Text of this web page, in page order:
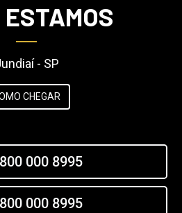
ESTAMOS
- SP
CHEGAR
000 8995
000 8995